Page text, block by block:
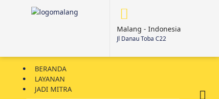
Malang - Indonesia
Jl Danau Toba C22
BERANDA
LAYANAN
JADI MITRA